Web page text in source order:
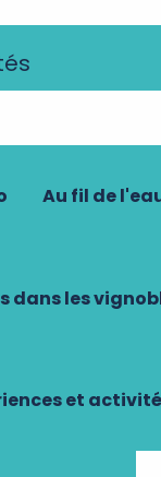
Au fil de
dans les
et
décoratif
dominés
joliment
fut
le modèle
en bio.
des
complètent